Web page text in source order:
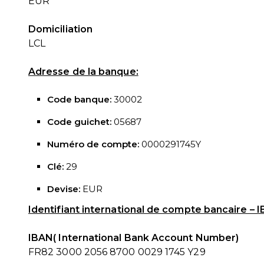
Domiciliation
LCL
Adresse de la banque:
Code banque: 30002
Code guichet: 05687
Numéro de compte: 0000291745Y
Clé: 29
Devise: EUR
Identifiant international de compte bancaire –
IBAN( International Bank Account Number)
FR82 3000 2056 8700 0029 1745 Y29